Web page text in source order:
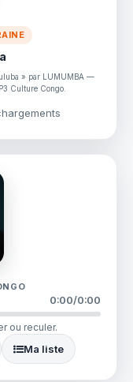
» par LUMUMBA —
Culture Congo.
0:00/0:00
ou reculer.
Ma liste